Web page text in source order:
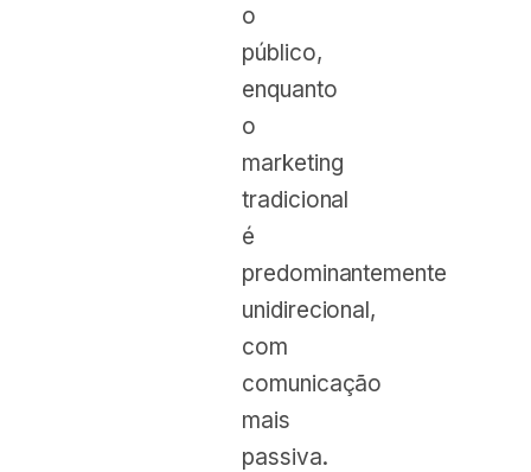
o
público,
enquanto
o
marketing
tradicional
é
predominantemente
unidirecional,
com
comunicação
mais
passiva.